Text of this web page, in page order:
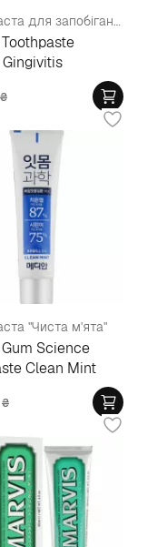
Зубна паста для запобігання гінгівіту та запалення ясен
₴
"Чиста м'ята"
Science
Clean Mint
₴